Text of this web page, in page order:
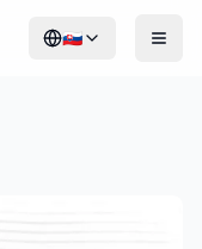
🇸🇰